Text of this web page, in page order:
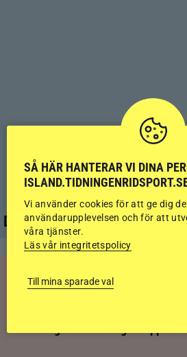
Det händer i vinter
RIDSPORT
SÅ HÄR HANTERAR VI DINA
Vi använder cookies för att ge dig
användarupplevelsen och för att
våra tjänster.
Läs vår integritetspolicy
Till mina sparade val